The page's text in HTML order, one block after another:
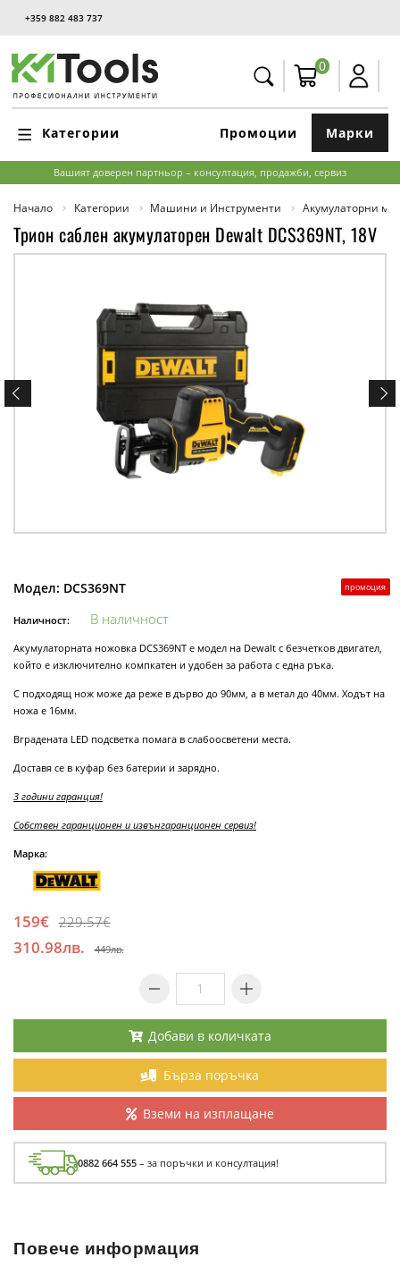
+359 882 483 737
0
Категории Марки
Промоции
Вашият доверен партньор – консултация, продажби, сервиз
Начало Категории Машини и Инструменти Акумулаторни
Трион саблен акумулаторен Dewalt DCS369NT, 18V
промоция
Модел: DCS369NT
Наличност: В наличност
Акумулаторната ножовка DCS369NT е модел на Dewalt с безчетков двигател,
който е изключително компкатен и удобен за работа с една ръка.
С подходящ нож може да реже в дърво до 90мм, а в метал до 40мм. Ходът на
ножа е 16мм.
Вградената LED подсветка помага в слабоосветени места.
Доставя се в куфар без батерии и зарядно.
3 години гаранция!
Собствен гаранционен и извънгаранционен сервиз!
Марка:
159€ 229.57€
310.98лв. 449лв.
Добави в количката
Бърза поръчка
Вземи на изплащане
0882 664 555 – за поръчки и консултация!
Повече информация